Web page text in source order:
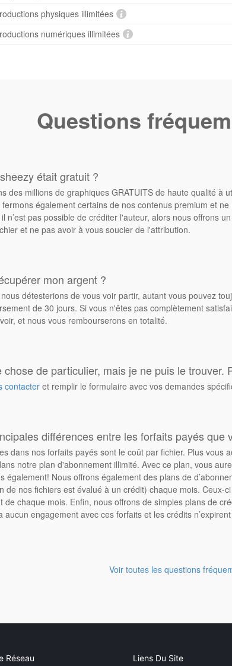
physiques illimitées
numériques illimitées
Questions
était gratuit ?
des millions de graphiques GRATUITS de haute qualité
également certains de nos contenus premium et
n’est pas possible de créditer l'auteur, alors nous offrons
et ne pas avoir à vous soucier de l'attribution.
mon argent ?
détesterions de vous voir partir, autant vous pouvez
de 30 jours. Si vous n'êtes pas complètement
et nous vous rembourserons en totalité.
de particulier, mais je ne puis le trouver.
contacter et remplir le formulaire avec vos demandes
différences entre les forfaits payés que
dans nos forfaits payés sont le coût par fichier. Plus
notre plan d'abonnement illimité. Avec ce plan, vous
également! Nous offrons également des plans de
de nos fichiers est évalué à un crédit) chaque mois.
de chaque mois. Enfin, nous offrons de simples plans de
aucun engagement avec ces forfaits et les crédits
Voir toutes les questions
Réseau Liens Du Site